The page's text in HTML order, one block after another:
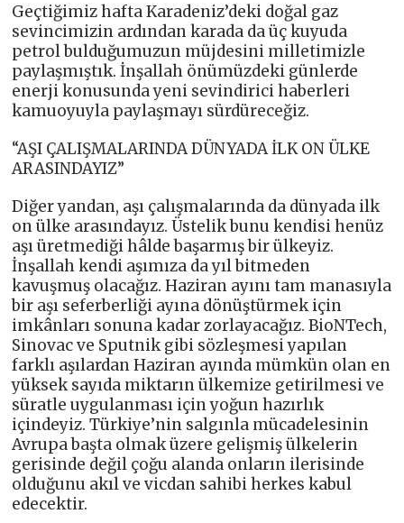
Geçtiğimiz hafta Karadeniz’deki doğal gaz
sevincimizin ardından karada da üç kuyuda
petrol bulduğumuzun müjdesini milletimizle
paylaşmıştık. İnşallah önümüzdeki günlerde
enerji konusunda yeni sevindirici haberleri
kamuoyuyla paylaşmayı sürdüreceğiz.
“AŞI ÇALIŞMALARINDA DÜNYADA İLK ON ÜLKE
ARASINDAYIZ”
Diğer yandan, aşı çalışmalarında da dünyada ilk
on ülke arasındayız. Üstelik bunu kendisi henüz
aşı üretmediği hâlde başarmış bir ülkeyiz.
İnşallah kendi aşımıza da yıl bitmeden
kavuşmuş olacağız. Haziran ayını tam manasıyla
bir aşı seferberliği ayına dönüştürmek için
imkânları sonuna kadar zorlayacağız. BioNTech,
Sinovac ve Sputnik gibi sözleşmesi yapılan
farklı aşılardan Haziran ayında mümkün olan en
yüksek sayıda miktarın ülkemize getirilmesi ve
süratle uygulanması için yoğun hazırlık
içindeyiz. Türkiye’nin salgınla mücadelesinin
Avrupa başta olmak üzere gelişmiş ülkelerin
gerisinde değil çoğu alanda onların ilerisinde
olduğunu akıl ve vicdan sahibi herkes kabul
edecektir.